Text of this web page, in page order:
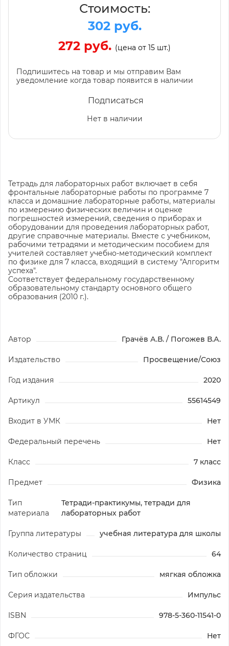
Стоимость:
302 руб.
272 руб. (цена от 15 шт.)
Подпишитесь на товар и мы отправим Вам
уведомление когда товар появится в наличии
Подписаться
Нет в наличии
Тетрадь для лабораторных работ включает в себя
фронтальные лабораторные работы по программе 7
класса и домашние лабораторные работы, материалы
по измерению физических величин и оценке
погрешностей измерений, сведения о приборах и
оборудовании для проведения лабораторных работ,
другие справочные материалы. Вместе с учебником,
рабочими тетрадями и методическим пособием для
учителей составляет учебно-методический комплект
по физике для 7 класса, входящий в систему "Алгоритм
успеха".
Соответствует федеральному государственному
образовательному стандарту основного общего
образования (2010 г.).
Автор Грачёв А.В. / Погожев В.А.
Издательство Просвещение/Союз
Год издания 2020
Артикул 55614549
Входит в УМК Нет
Федеральный перечень Нет
Класс 7 класс
Предмет Физика
Тип
материала
Тетради-практикумы, тетради для
лабораторных работ
Группа литературы учебная литература для школы
Количество страниц 64
Тип обложки мягкая обложка
Серия издательства Импульс
ISBN 978-5-360-11541-0
ФГОС Нет